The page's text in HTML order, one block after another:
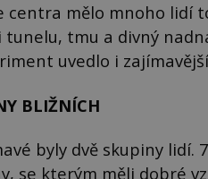
centra mělo mnoho lidí
tunelu, tmu a divný
uvedlo i
BLIŽNÍCH
byly dvě skupiny
se kterým měli dobré